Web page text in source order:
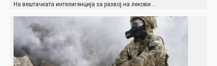
На вештачката интелигенција за развој на лекови…